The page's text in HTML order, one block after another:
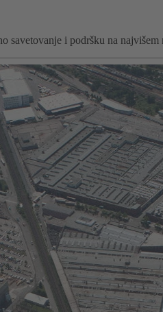
savetovanje i podršku na najvišem